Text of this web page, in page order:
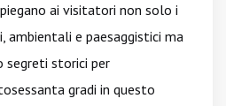
ai visitatori non solo i
ambientali e paesaggistici ma
segreti storici per
gradi in questo